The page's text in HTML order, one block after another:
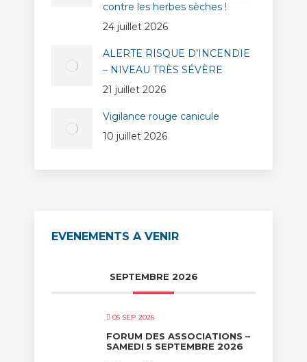
contre les herbes sèches !
24 juillet 2026
ALERTE RISQUE D’INCENDIE
– NIVEAU TRÈS SÉVÈRE
21 juillet 2026
Vigilance rouge canicule
10 juillet 2026
EVENEMENTS A VENIR
SEPTEMBRE 2026
05 SEP 2026
FORUM DES ASSOCIATIONS –
SAMEDI 5 SEPTEMBRE 2026